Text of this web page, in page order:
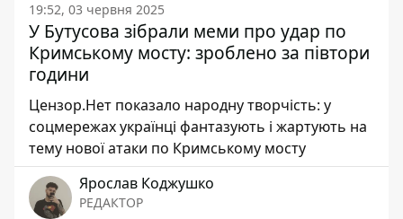
19:52, 03 червня 2025
У Бутусова зібрали меми про удар по
Кримському мосту: зроблено за півтори
години
Цензор.Нет показало народну творчість: у
соцмережах українці фантазують і жартують на
тему нової атаки по Кримському мосту
Ярослав Коджушко
РЕДАКТОР